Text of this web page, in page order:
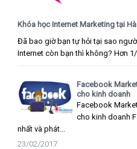
Khóa học Internet Marketing tại
Đã bao giờ bạn tự hỏi tại sao
Internet còn bạn thì không? Hơn 1/
Facebook
cho kinh doanh
Facebook
cho kinh doanh
nhất và phát...
23/02/2017